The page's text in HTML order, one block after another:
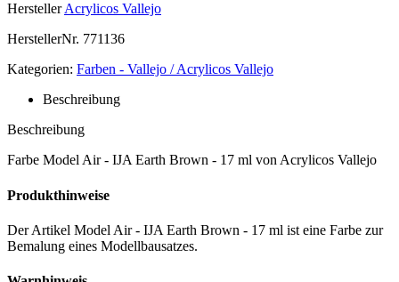
Hersteller Acrylicos Vallejo
HerstellerNr. 771136
Kategorien: Farben - Vallejo / Acrylicos Vallejo
Beschreibung
Beschreibung
Farbe Model Air - IJA Earth Brown - 17 ml von Acrylicos Vallejo
Produkthinweise
Der Artikel Model Air - IJA Earth Brown - 17 ml ist eine Farbe zur
Bemalung eines Modellbausatzes.